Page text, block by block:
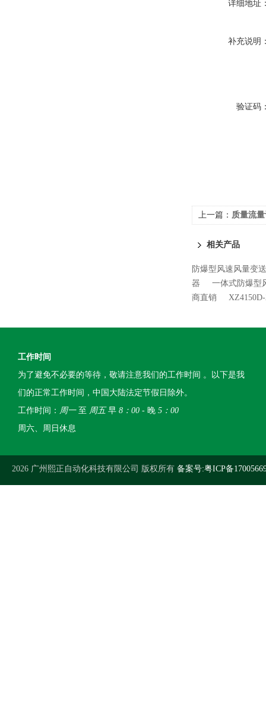
详细地址
补充说明
验证码
上一篇： 质量流
相关产品
防爆型风速风量变
器
一体式防爆型
商直销
工作时间
为了避免不必要的等待，敬请注意我们的工作时间 。以下是我
们的正常工作时间，中国大陆法定节假日除外。
工作时间： 周一至 周五早 8：00 - 晚 5：00
周六、周日休息
2026 广州熙正自动化科技有限公司 版权所有 备案号:粤ICP备